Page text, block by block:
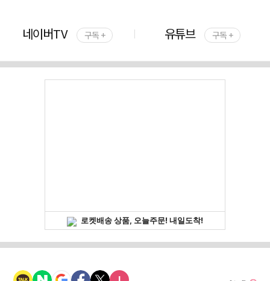
네이버TV 구독 + 유튜브 구독 +